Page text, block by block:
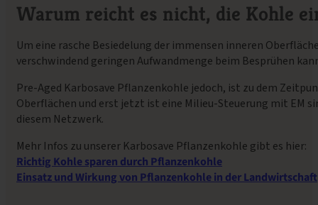
Warum reicht es nicht, die Kohle
Um eine rasche Besiedelung der immensen inneren
verschwindend geringen Aufwandmenge beim Besprühen
Pre-Aged Karbosave Pflanzenkohle jedoch, ist zu dem
Oberflächen und erst jetzt ist eine Milieu-Steuerung mit EM
diesem Netzwerk.
Mehr Infos zu unserer Karbosave Pflanzenkohle gibt es hier:
Richtig Kohle sparen durch Pflanzenkohle
Einsatz und Wirkung von Pflanzenkohle in der Landwirtschaft